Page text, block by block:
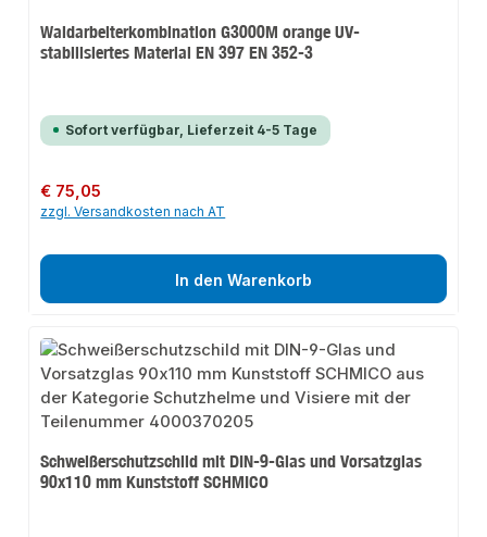
Waldarbeiterkombination G3000M orange UV-
stabilisiertes Material EN 397 EN 352-3
Sofort verfügbar, Lieferzeit 4-5 Tage
Regulärer Preis:
€ 75,05
zzgl. Versandkosten nach AT
In den Warenkorb
Schweißerschutzschild mit DIN-9-Glas und Vorsatzglas
90x110 mm Kunststoff SCHMICO